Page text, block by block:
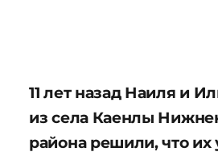
11 лет назад Наиля и
из села Каенлы
района решили, что их